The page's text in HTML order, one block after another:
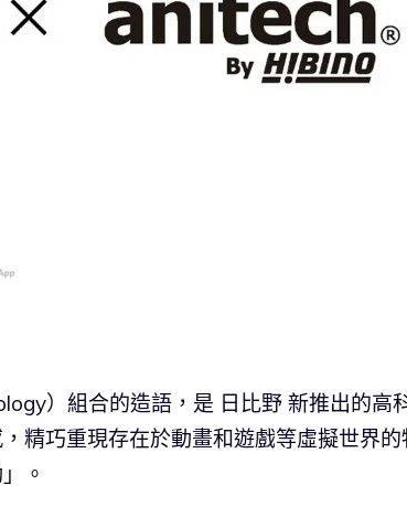
）組合的造語，是 日比野 新推出的高
精巧重現存在於動畫和遊戲等虛擬世界的
。